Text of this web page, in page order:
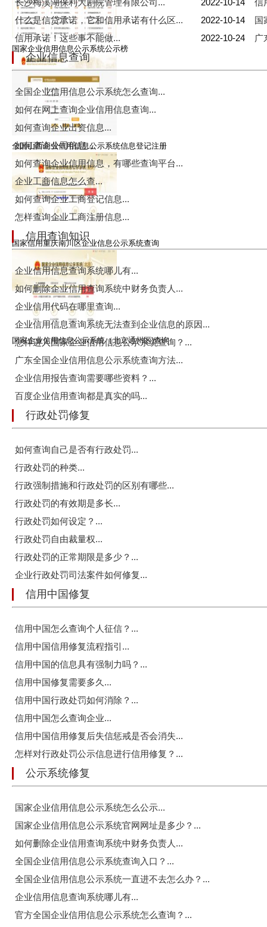
国家企业信用信息公示系统公示榜
全国山西企业信用信息公示系统信息登记注册
国家信用重庆南川区企业信息公示系统查询
国家企业信用信息公示系统（北京通州区)查询
长沙梅溪湖保利大剧院管理有限公司...
2022-10-14
什么是信贷承诺，它和信用承诺有什么区...
2022-10-14
信用承诺！这些事不能做...
2022-10-24
信
国
广
企业信息查询
全国企业信用信息公示系统怎么查询...
如何在网上查询企业信用信息查询...
如何查询企业出资信息...
如何查询公司信息...
如何查询企业信用信息，有哪些查询平台...
企业工商信息怎么查...
如何查询企业工商登记信息...
怎样查询企业工商注册信息...
信用查询知识
企业信用信息查询系统哪儿有...
如何删除企业信用查询系统中财务负责人...
企业信用代码在哪里查询...
企业信用信息查询系统无法查到企业信息的原因...
怎样进入国家企业信用信息公示系统查询？...
广东全国企业信用信息公示系统查询方法...
企业信用报告查询需要哪些资料？...
百度企业信用查询都是真实的吗...
行政处罚修复
如何查询自己是否有行政处罚...
行政处罚的种类...
行政强制措施和行政处罚的区别有哪些...
行政处罚的有效期是多长...
行政处罚如何设定？...
行政处罚自由裁量权...
行政处罚的正常期限是多少？...
企业行政处罚司法案件如何修复...
信用中国修复
信用中国怎么查询个人征信？...
信用中国信用修复流程指引...
信用中国的信息具有强制力吗？...
信用中国修复需要多久...
信用中国行政处罚如何消除？...
信用中国怎么查询企业...
信用中国信用修复后失信惩戒是否会消失...
怎样对行政处罚公示信息进行信用修复？...
公示系统修复
国家企业信用信息公示系统怎么公示...
国家企业信用信息公示系统官网网址是多少？...
如何删除企业信用查询系统中财务负责人...
全国企业信用信息公示系统查询入口？...
全国企业信用信息公示系统一直进不去怎么办？...
企业信用信息查询系统哪儿有...
官方全国企业信用信息公示系统怎么查询？...